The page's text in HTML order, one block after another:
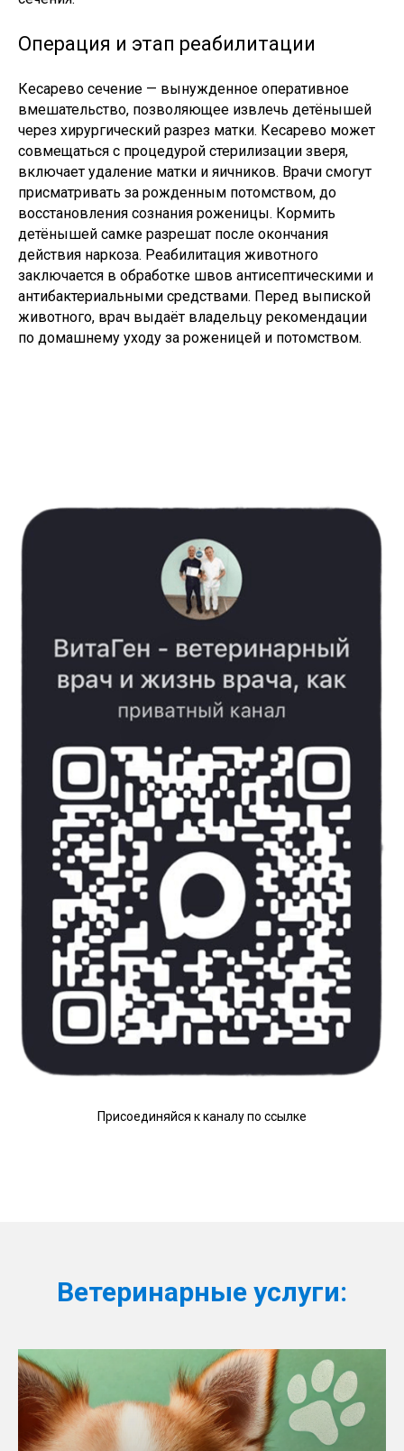
Операция и этап реабилитации
Кесарево сечение — вынужденное оперативное
вмешательство, позволяющее извлечь детёнышей
через хирургический разрез матки. Кесарево может
совмещаться с процедурой стерилизации зверя,
включает удаление матки и яичников. Врачи смогут
присматривать за рожденным потомством, до
восстановления сознания роженицы. Кормить
детёнышей самке разрешат после окончания
действия наркоза. Реабилитация животного
заключается в обработке швов антисептическими и
антибактериальными средствами. Перед выпиской
животного, врач выдаёт владельцу рекомендации
по домашнему уходу за роженицей и потомством.
Присоединяйся к каналу по ссылке
Ветеринарные услуги: